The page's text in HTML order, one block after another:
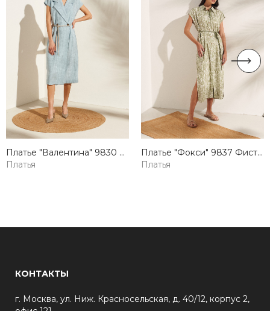
Платье "Валентина" 9830 оптом Lilo — купить от производителя
Платья
Платье "Фокси" 9837 Фисташковый оптом Lilo — купить от производителя
Платья
КОНТАКТЫ
г. Москва, ул. Ниж. Красносельская, д. 40/12, корпус 2,